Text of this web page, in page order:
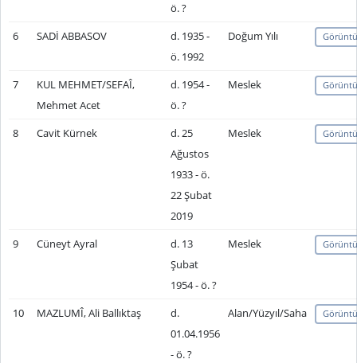
ö. ?
6 SADİ ABBASOV
d. 1935 -
ö. 1992
Doğum Yılı
7
KUL MEHMET/SEFAÎ,
Mehmet Acet
d. 1954 -
ö. ?
Meslek
8 Cavit Kürnek
d. 25
Ağustos
1933 - ö.
22 Şubat
2019
Meslek
9 Cüneyt Ayral
d. 13
Şubat
1954 - ö. ?
Meslek
10 MAZLUMÎ, Ali Ballıktaş
d.
01.04.1956
- ö. ?
Alan/Yüzyıl/Saha